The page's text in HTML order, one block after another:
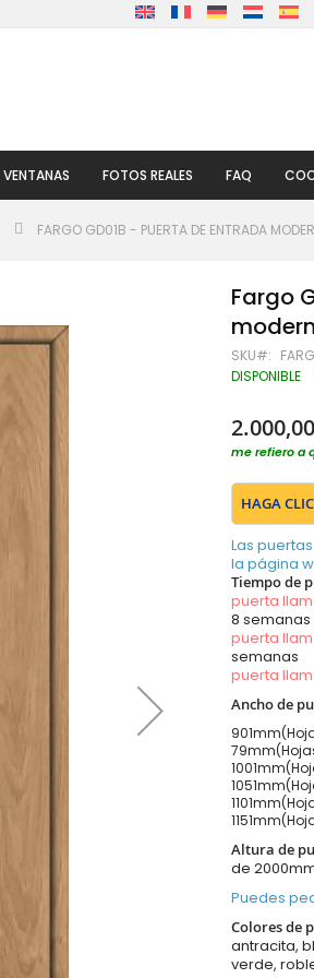
VENTANAS FOTOS REALES FAQ
FARGO GD01B - PUERTA DE ENTRADA
Fargo
SKU
DISPONIBLE
me refiero a
HAGA
Las
la página
Tiempo de
puerta
8 semanas
puerta
semanas
puerta
Ancho de
Altura de
de
Puedes
Colores de
antracita,
verde,